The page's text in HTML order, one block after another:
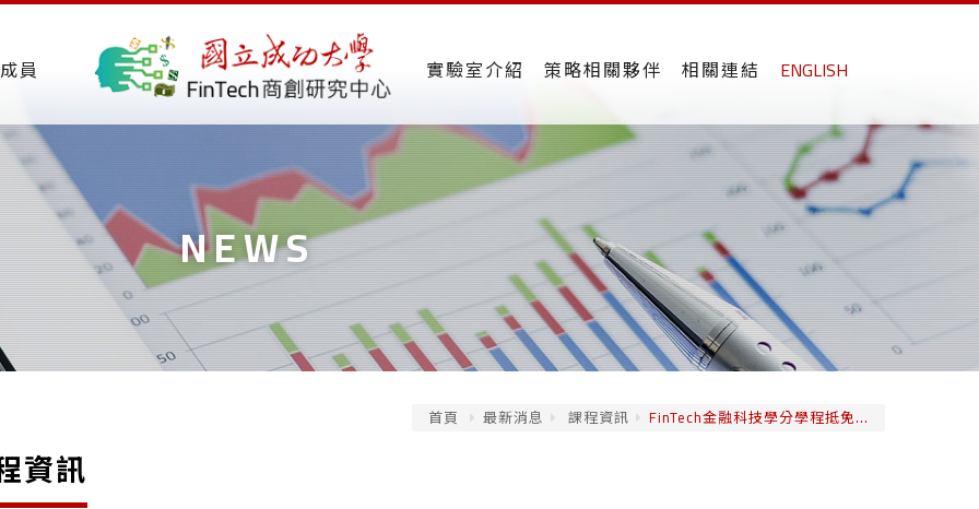
員 實驗室介紹 策略相關夥伴 相關連結 ENGLISH
NEWS
首頁 最新消息 課程資訊 FinTech金融科技學分學程抵免...
資訊